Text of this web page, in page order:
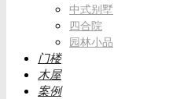
中式别墅
四合院
园林小品
门楼
木屋
案例